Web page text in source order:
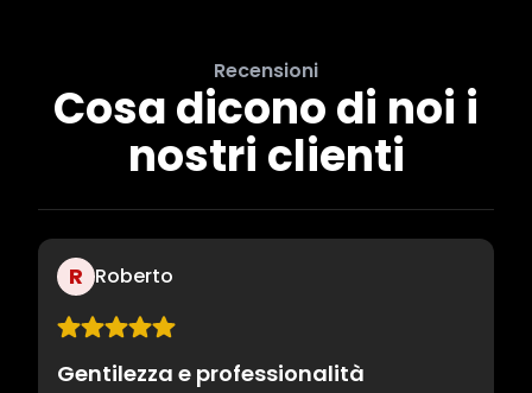
Recensioni
Cosa dicono di noi i
nostri clienti
R Roberto
Gentilezza e professionalità